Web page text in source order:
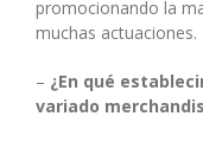
promocionando la
muchas actuaciones.
– ¿En qué
variado